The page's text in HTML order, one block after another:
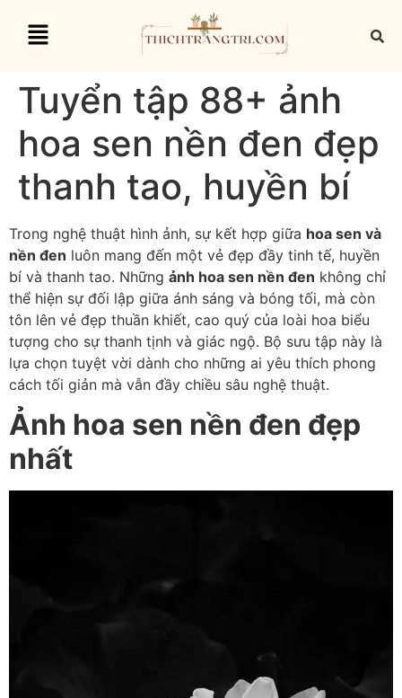
Tuyển tập 88+ ảnh
hoa sen nền đen đẹp
thanh tao, huyền bí
Trong nghệ thuật hình ảnh, sự kết hợp giữa hoa sen và
nền đen luôn mang đến một vẻ đẹp đầy tinh tế, huyền
bí và thanh tao. Những ảnh hoa sen nền đen không chỉ
thể hiện sự đối lập giữa ánh sáng và bóng tối, mà còn
tôn lên vẻ đẹp thuần khiết, cao quý của loài hoa biểu
tượng cho sự thanh tịnh và giác ngộ. Bộ sưu tập này là
lựa chọn tuyệt vời dành cho những ai yêu thích phong
cách tối giản mà vẫn đầy chiều sâu nghệ thuật.
Ảnh hoa sen nền đen đẹp
nhất